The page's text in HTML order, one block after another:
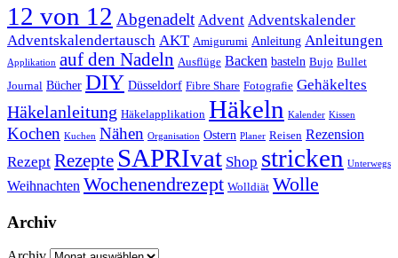
12 von 12 Abgenadelt Advent Adventskalender
Adventskalendertausch AKT Amigurumi Anleitung Anleitungen
Applikation auf den Nadeln Ausflüge Backen basteln Bujo Bullet
Journal Bücher DIY Düsseldorf Fibre Share Fotografie Gehäkeltes
Häkelanleitung Häkelapplikation Häkeln Kalender Kissen
Kochen Kuchen Nähen Organisation Ostern Planer Reisen Rezension
Rezept Rezepte SAPRIvat Shop stricken Unterwegs
Weihnachten Wochenendrezept Wolldiät Wolle
Archiv